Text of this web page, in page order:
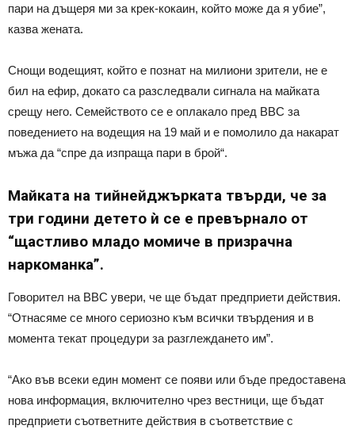
пари на дъщеря ми за крек-кокаин, който може да я убие”,
казва жената.
Снощи водещият, който е познат на милиони зрители, не е
бил на ефир, докато са разследвали сигнала на майката
срещу него. Семейството се е оплакало пред BBC за
поведението на водещия на 19 май и е помолило да накарат
мъжа да “спре да изпраща пари в брой“.
Майката на тийнейджърката твърди, че за
три години детето ѝ се е превърнало от
“щастливо младо момиче в призрачна
наркоманка”.
Говорител на BBC увери, че ще бъдат предприети действия.
“Отнасяме се много сериозно към всички твърдения и в
момента текат процедури за разглеждането им”.
“Ако във всеки един момент се появи или бъде предоставена
нова информация, включително чрез вестници, ще бъдат
предприети съответните действия в съответствие с